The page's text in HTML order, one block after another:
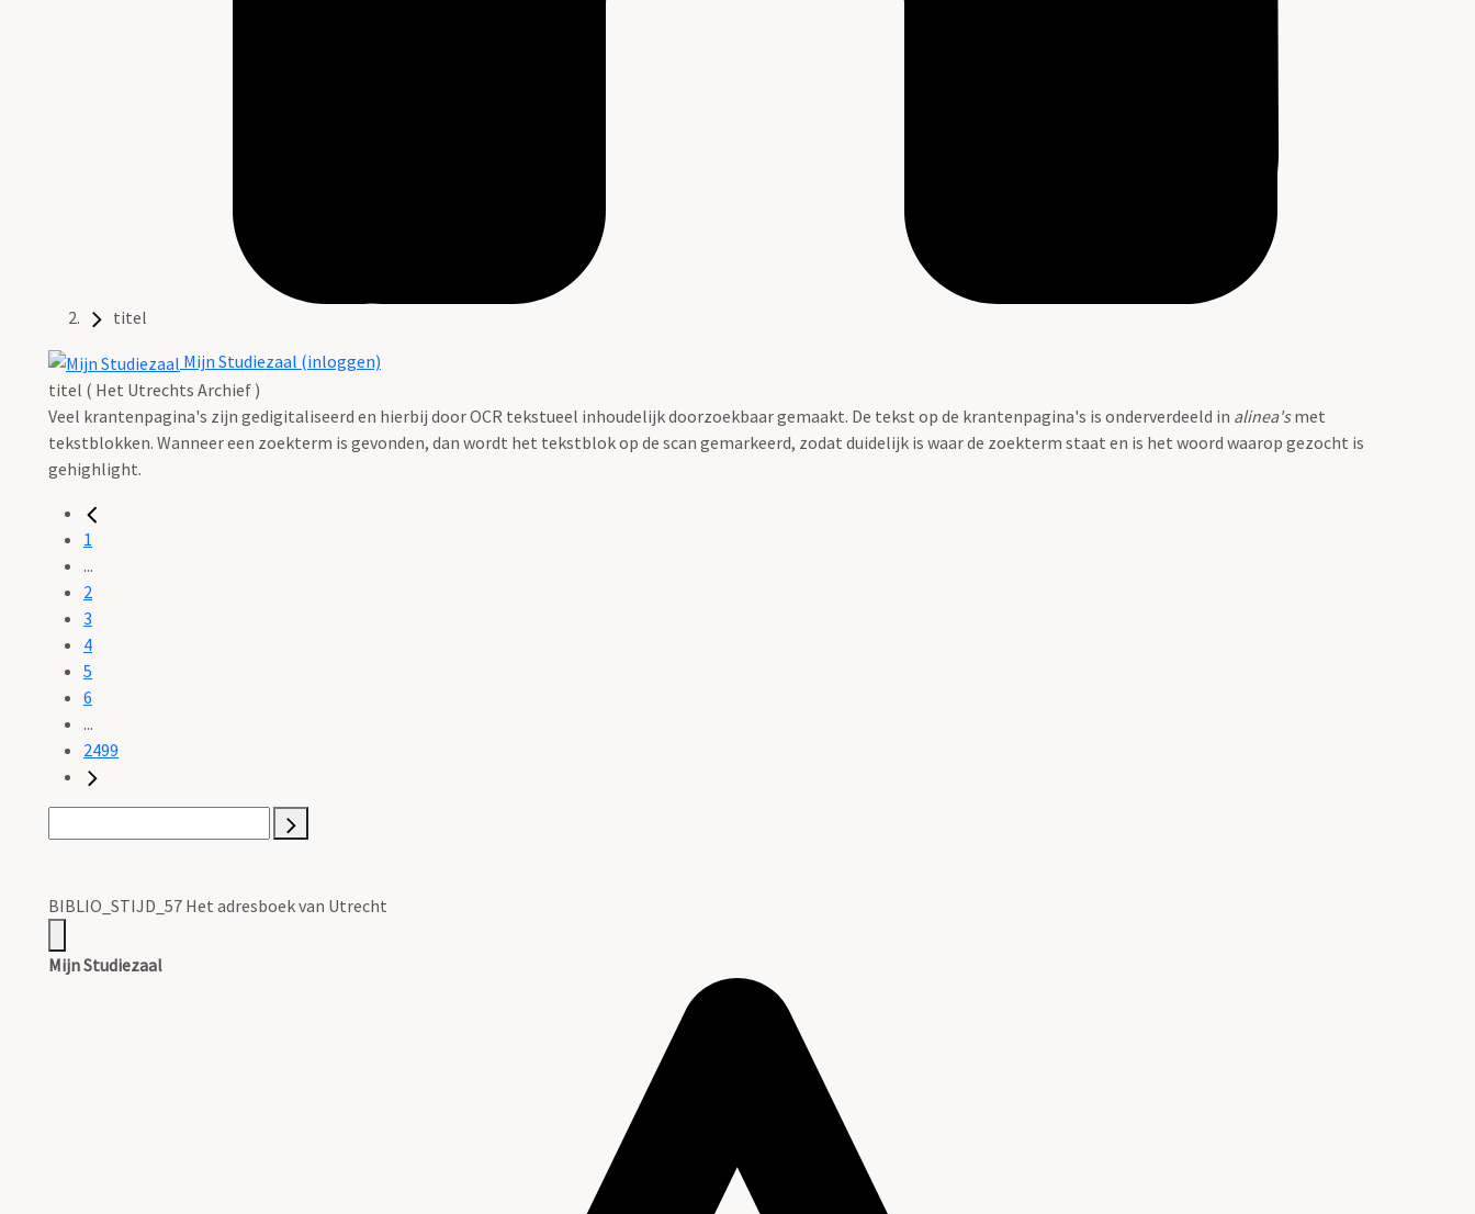
titel
Mijn Studiezaal (inloggen)
titel ( Het Utrechts Archief )
Veel krantenpagina's zijn gedigitaliseerd en hierbij door OCR tekstueel inhoudelijk doorzoekbaar gemaakt. De tekst op de krantenpagina's is onderverdeeld in alinea'smet
tekstblokken. Wanneer een zoekterm is gevonden, dan wordt het tekstblok op de scan gemarkeerd, zodat duidelijk is waar de zoekterm staat en is het woord waarop gezocht is
gehighlight.
1
...
2
3
4
5
6
...
2499
BIBLIO_STIJD_57 Het adresboek van Utrecht
Mijn Studiezaal